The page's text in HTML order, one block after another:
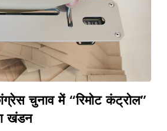
चुनाव में “रिमोट कंट्रोल”
खंडन